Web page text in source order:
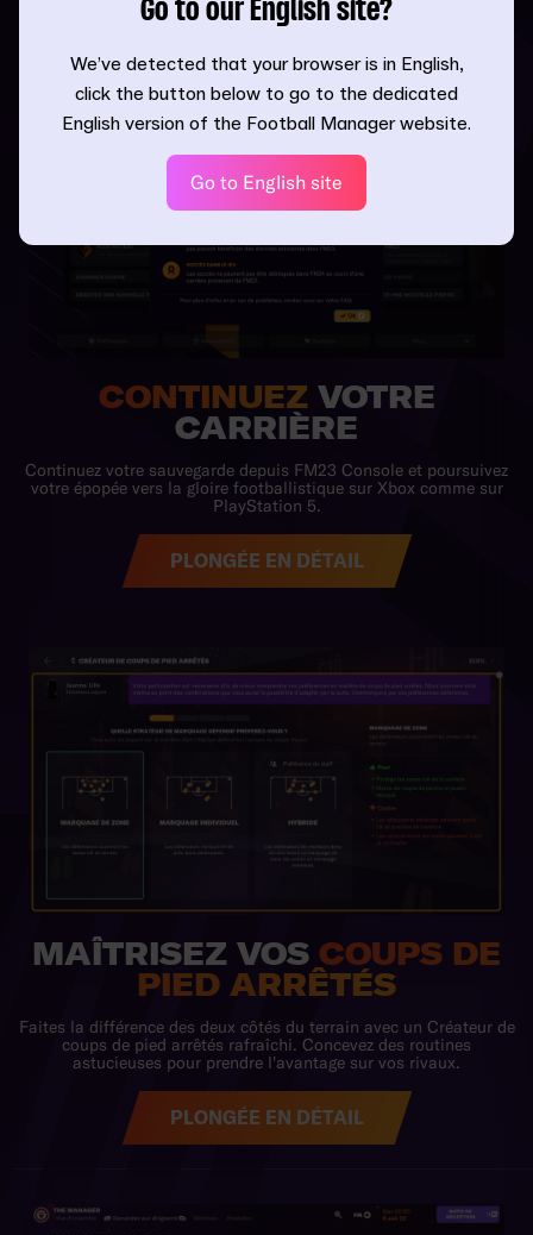
PLONGÉE EN DÉTAIL
PLONGÉE EN DÉTAIL
Go to our English site?
We’ve detected that your browser is in English,
click the button below to go to the dedicated
English version of the Football Manager website.
Go to English site